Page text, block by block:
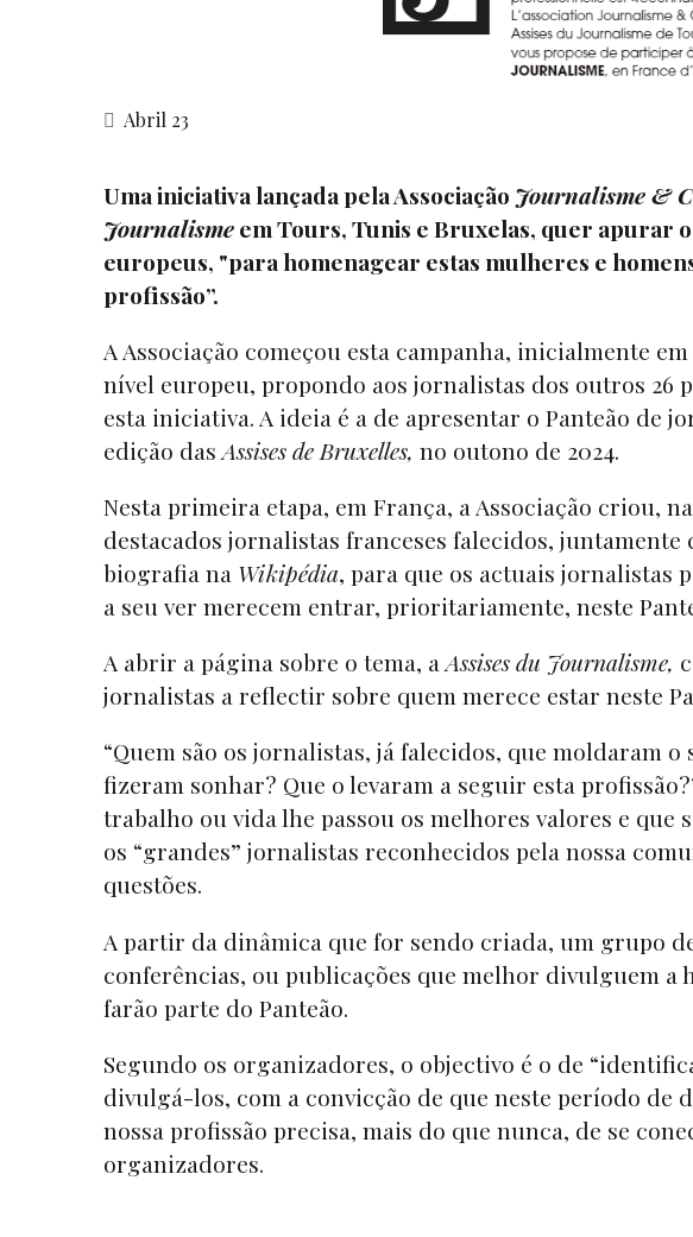
Abril 23
Uma iniciativa lançada pela Associação Journalisme &
Journalismeem Tours, Tunis e Bruxelas, quer apurar
europeus, "para homenagear estas mulheres e
profissão”.
A Associação começou esta campanha, inicialmente
nível europeu, propondo aos jornalistas dos outros 26
esta iniciativa. A ideia é a de apresentar o Panteão de
edição dasAssises de Bruxelles, no outono de 2024.
Nesta primeira etapa, em França, a Associação criou,
destacados jornalistas franceses falecidos, juntamente
biografia na Wikipédia, para que os actuais jornalistas
a seu ver merecem entrar, prioritariamente, neste
A abrir a página sobre o tema, aAssises du Journalisme,
jornalistas a reflectir sobre quem merece estar neste
“Quem são os jornalistas, já falecidos, que moldaram
fizeram sonhar? Que o levaram a seguir esta
trabalho ou vida lhe passou os melhores valores e que
os “grandes” jornalistas reconhecidos pela nossa
questões.
A partir da dinâmica que for sendo criada, um grupo
conferências, ou publicações que melhor divulguem
farão parte do Panteão.
Segundo os organizadores, o objectivo é o de
divulgá-los, com a convicção de que neste período de
nossa profissão precisa, mais do que nunca, de se
organizadores.